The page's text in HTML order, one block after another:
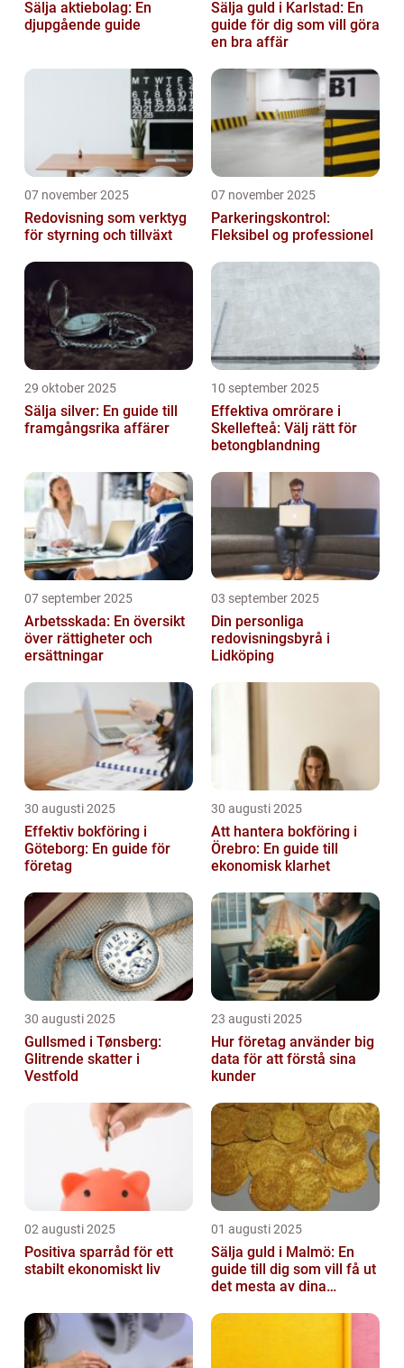
Sälja aktiebolag: En
djupgående guide
Sälja guld i Karlstad: En
guide för dig som vill göra
en bra affär
07 november 2025
Redovisning som verktyg
för styrning och tillväxt
07 november 2025
Parkeringskontrol:
Fleksibel og professionel
29 oktober 2025
Sälja silver: En guide till
framgångsrika affärer
10 september 2025
Effektiva omrörare i
Skellefteå: Välj rätt för
betongblandning
07 september 2025
Arbetsskada: En översikt
över rättigheter och
ersättningar
03 september 2025
Din personliga
redovisningsbyrå i
Lidköping
30 augusti 2025
Effektiv bokföring i
Göteborg: En guide för
företag
30 augusti 2025
Att hantera bokföring i
Örebro: En guide till
ekonomisk klarhet
30 augusti 2025
Gullsmed i Tønsberg:
Glitrende skatter i
Vestfold
23 augusti 2025
Hur företag använder big
data för att förstå sina
kunder
02 augusti 2025
Positiva sparråd för ett
stabilt ekonomiskt liv
01 augusti 2025
Sälja guld i Malmö: En
guide till dig som vill få ut
det mesta av dina